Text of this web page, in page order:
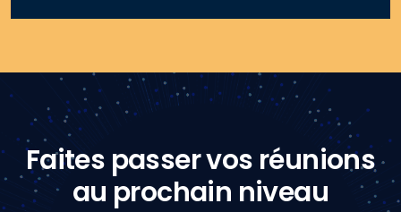
Faites passer vos réunions
au prochain niveau